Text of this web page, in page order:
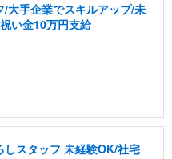
大手企業でスキルアップ/未
い金10万円支給
スタッフ 未経験OK/社宅